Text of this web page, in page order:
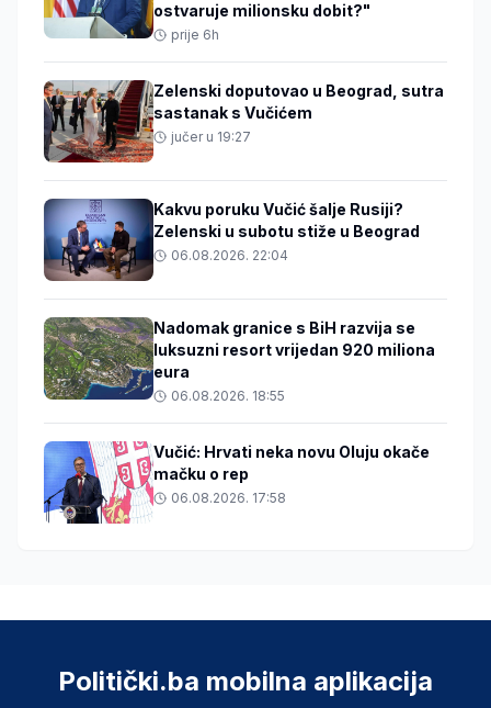
ostvaruje milionsku dobit?"
prije 6h
Zelenski doputovao u Beograd, sutra
sastanak s Vučićem
jučer u 19:27
Kakvu poruku Vučić šalje Rusiji?
Zelenski u subotu stiže u Beograd
06.08.2026. 22:04
Nadomak granice s BiH razvija se
luksuzni resort vrijedan 920 miliona
eura
06.08.2026. 18:55
Vučić: Hrvati neka novu Oluju okače
mačku o rep
06.08.2026. 17:58
Politički.ba mobilna aplikacija